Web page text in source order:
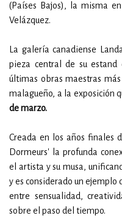
(Países Bajos), la misma
Velázquez.
La galería canadiense
pieza central de su estand
últimas obras maestras
malagueño, a la exposición
de marzo.
Creada en los años finales
Dormeurs' la profunda
el artista y su musa,
y es considerado un
entre sensualidad,
sobre el paso del tiempo.